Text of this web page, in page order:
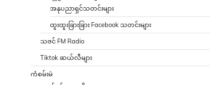
အနုပညာရှင်သတင်းများ
ထူးထူးခြားခြား Facebook သတင်းများ
သဇင် FM Radio
Tiktok ဆယ်လီများ
ကံစမ်းမဲ